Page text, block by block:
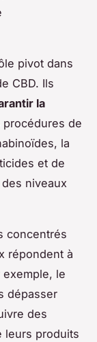
pivot dans
CBD. Ils
la
de
la
et de
niveaux
concentrés
répondent à
le
dépasser
des
leurs produits